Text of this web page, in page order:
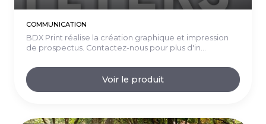
COMMUNICATION
BDX Print réalise la création graphique et impression
de prospectus. Contactez-nous pour plus d'in...
Voir le produit